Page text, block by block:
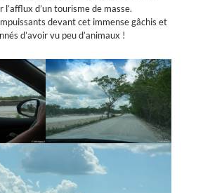
d’un tourisme de masse.
devant cet immense gâchis et
d’avoir vu peu d’animaux !